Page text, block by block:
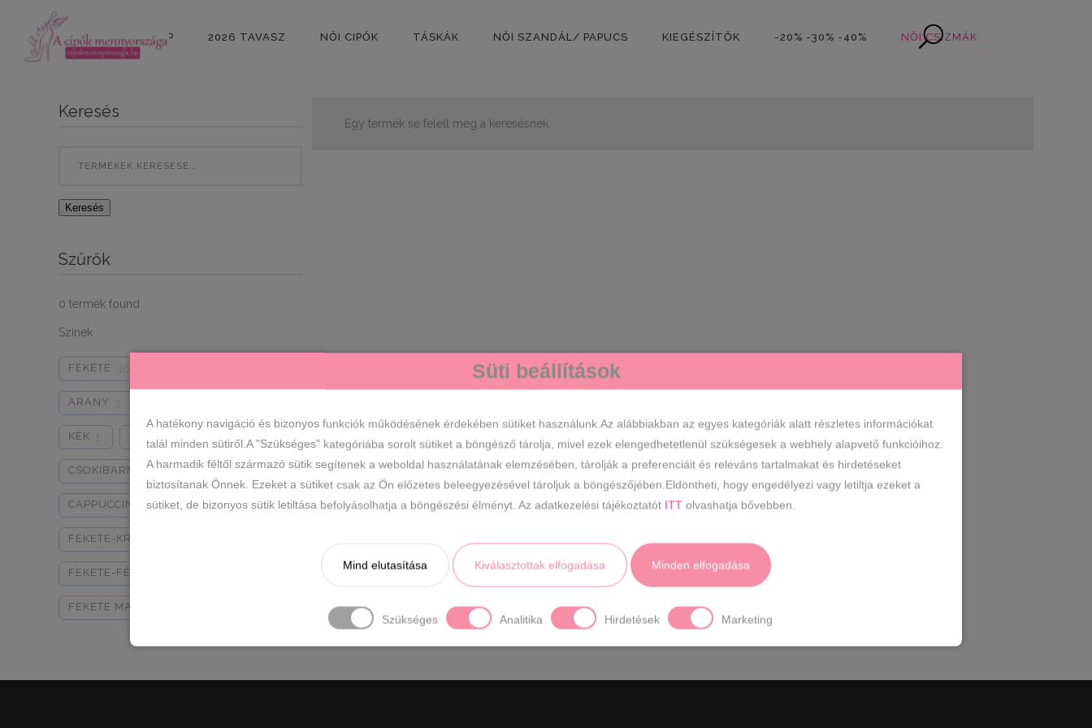
KEZDŐLAP 2026 TAVASZ NŐI CIPŐK TÁSKÁK NŐI SZANDÁL/ PAPUCS KIEGÉSZÍTŐK -20% -30% -40% NŐI CSIZMÁK
Keresés
Keresés
Szűrők
0 termék found
Színek
FEKETE
ARANY
KÉK
CSOKIBARNA 4 BÉZS-ARANY 1
CAPPUCCINO 1 BARNA 2
FEKETE-KROKO
FEKETE-FÉNYES
FEKETE MATT
Egy termék se felelt meg a keresésnek.
Süti beállítások
A hatékony navigáció és bizonyos funkciók működésének érdekében sütiket használunk.Az alábbiakban az egyes kategóriák alatt részletes információkat
talál minden sütiről.A "Szükséges" kategóriába sorolt sütiket a böngésző tárolja, mivel ezek elengedhetetlenül szükségesek a webhely alapvető funkcióihoz.
A harmadik féltől származó sütik segítenek a weboldal használatának elemzésében, tárolják a preferenciáit és releváns tartalmakat és hirdetéseket
biztosítanak Önnek. Ezeket a sütiket csak az Ön előzetes beleegyezésével tároljuk a böngészőjében.Eldöntheti, hogy engedélyezi vagy letiltja ezeket a
sütiket, de bizonyos sütik letiltása befolyásolhatja a böngészési élményt. Az adatkezelési tájékoztatót ITT olvashatja bővebben.
Mind elutasítása Kiválasztottak elfogadása Minden elfogadása
Szükséges Analitika Hirdetések Marketing